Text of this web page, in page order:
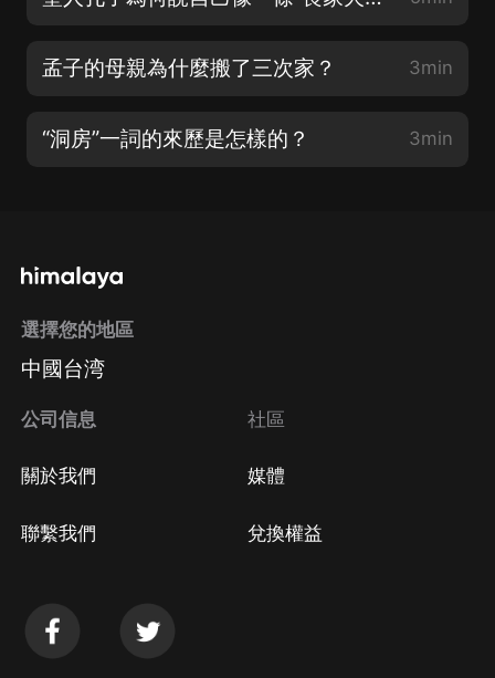
孟子的母親為什麼搬了三次家？ 3min
“洞房”一詞的來歷是怎樣的？ 3min
選擇您的地區
中國台湾
公司信息
關於我們
聯繫我們
社區
媒體
兌換權益